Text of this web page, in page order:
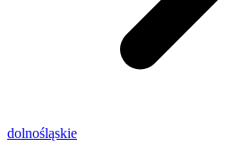
dolnośląskie